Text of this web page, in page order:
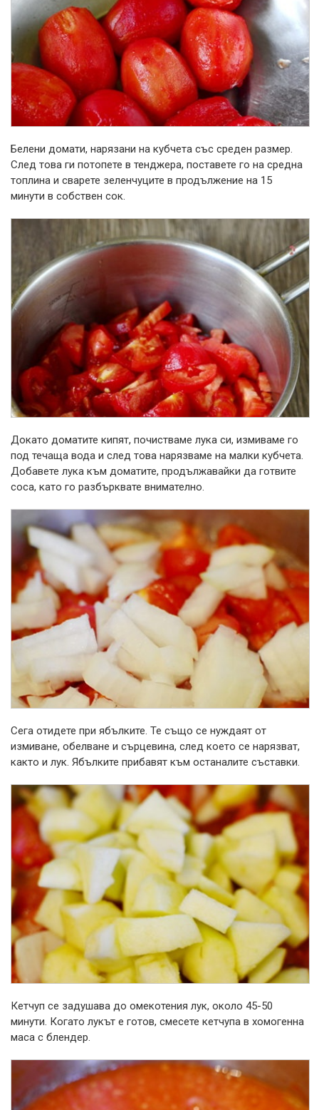
Белени домати, нарязани на кубчета със среден размер.
След това ги потопете в тенджера, поставете го на средна
топлина и сварете зеленчуците в продължение на 15
минути в собствен сок.
Докато доматите кипят, почистваме лука си, измиваме го
под течаща вода и след това нарязваме на малки кубчета.
Добавете лука към доматите, продължавайки да готвите
соса, като го разбърквате внимателно.
Сега отидете при ябълките. Те също се нуждаят от
измиване, обелване и сърцевина, след което се нарязват,
както и лук. Ябълките прибавят към останалите съставки.
Кетчуп се задушава до омекотения лук, около 45-50
минути. Когато лукът е готов, смесете кетчупа в хомогенна
маса с блендер.